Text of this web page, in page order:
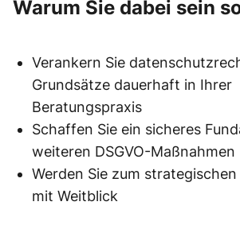
Warum Sie dabei sein
Verankern Sie
Grundsätze dauerhaft in Ihrer
Beratungspraxis
Schaffen Sie ein sicheres
weiteren DSGVO-Maßnahmen
Werden Sie zum
mit Weitblick